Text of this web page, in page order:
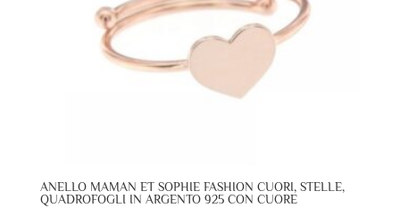
ANELLO MAMAN ET SOPHIE FASHION CUORI, STELLE,
QUADROFOGLI IN ARGENTO 925 CON CUORE